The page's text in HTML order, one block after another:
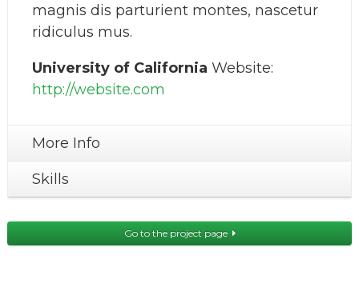
magnis dis parturient montes, nascetur
ridiculus mus.
University of California Website:
http://website.com
More Info
Skills
Go to the project page